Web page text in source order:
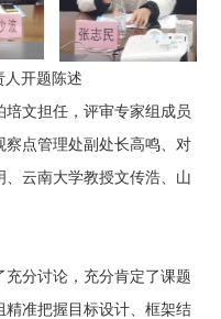
人开题陈述
文担任，评审专家组成员
察点管理处副处长高鸣、 对
、 云南大学教授文传浩、 山
分讨论， 充分肯定了课题
准把握目标设计、框架结